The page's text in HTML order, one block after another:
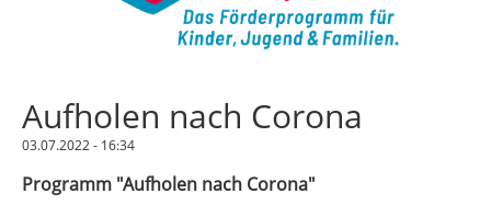
Aufholen nach Corona
03.07.2022 - 16:34
Programm "Aufholen nach Corona"